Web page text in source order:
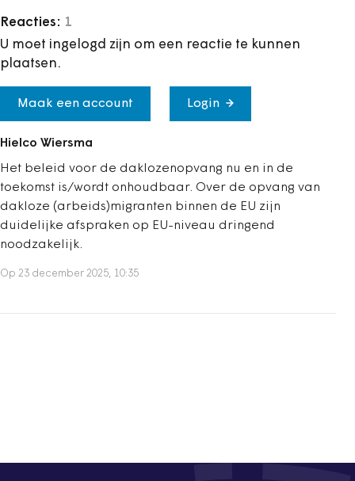
Reacties: 1
U moet ingelogd zijn om een reactie te kunnen
plaatsen.
Maak een account Login
Hielco Wiersma
Het beleid voor de daklozenopvang nu en in de
toekomst is/wordt onhoudbaar. Over de opvang van
dakloze (arbeids)migranten binnen de EU zijn
duidelijke afspraken op EU-niveau dringend
noodzakelijk.
Op 23 december 2025, 10:35